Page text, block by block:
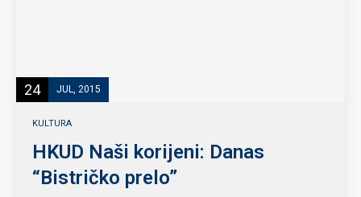
24 JUL, 2015
KULTURA
HKUD Naši korijeni: Danas
“Bistričko prelo”